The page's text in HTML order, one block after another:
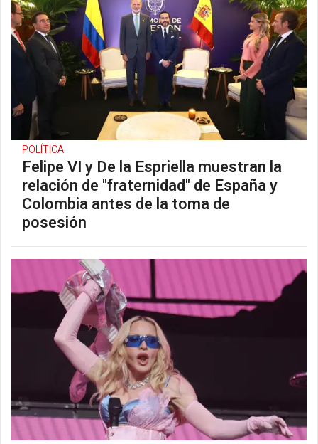
POLÍTICA
Felipe VI y De la Espriella muestran la
relación de "fraternidad" de España y
Colombia antes de la toma de
posesión